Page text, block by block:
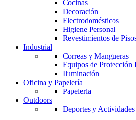
Cocinas
Decoración
Electrodomésticos
Higiene Personal
Revestimientos de
Industrial
Correas y Mangueras
Equipos de Protección
Iluminación
Oficina y Papelería
Papeleria
Outdoors
Deportes y